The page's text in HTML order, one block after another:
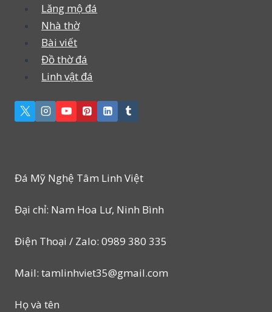
Lăng mộ đá
Nhà thờ
Bài viết
Đồ thờ đá
Linh vật đá
Đá Mỹ Nghệ Tâm Linh Việt
Đại chỉ: Nam Hoa Lư, Ninh Bình
Điện Thoại / Zalo: 0989 380 335
Mail: tamlinhviet35@gmail.com
Họ và tên